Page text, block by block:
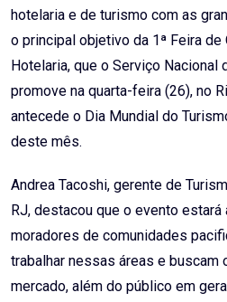
hotelaria e de turismo com as
o principal objetivo da 1ª Feira
Hotelaria, que o Serviço Nacional
promove na quarta-feira (26), no
antecede o Dia Mundial do
deste mês.
Andrea Tacoshi, gerente de
RJ, destacou que o evento
moradores de comunidades
trabalhar nessas áreas e buscam
mercado, além do público em